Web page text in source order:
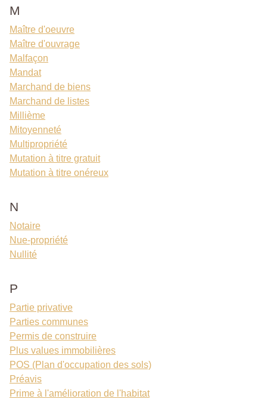
M
Maître d'oeuvre
Maître d'ouvrage
Malfaçon
Mandat
Marchand de biens
Marchand de listes
Millième
Mitoyenneté
Multipropriété
Mutation à titre gratuit
Mutation à titre onéreux
N
Notaire
Nue-propriété
Nullité
P
Partie privative
Parties communes
Permis de construire
Plus values immobilières
POS (Plan d'occupation des sols)
Préavis
Prime à l'amélioration de l'habitat